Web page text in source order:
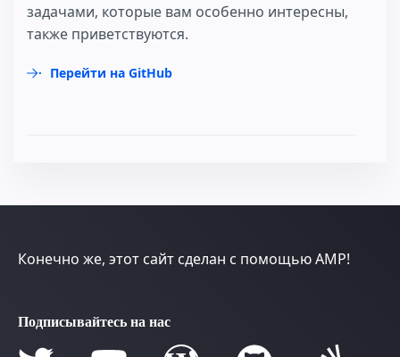
задачами, которые вам особенно интересны,
также приветствуются.
Перейти на GitHub
Конечно же, этот сайт сделан с помощью AMP!
Подписывайтесь на нас